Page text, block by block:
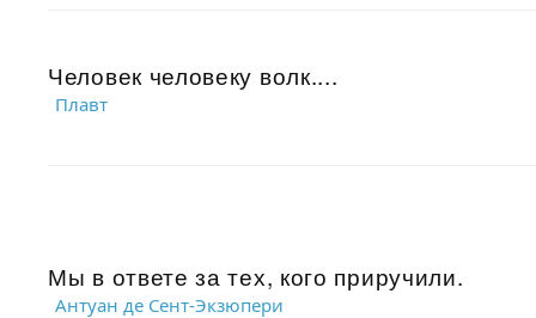
Человек человеку волк....
Плавт
Мы в ответе за тех, кого приручили.
Антуан де Сент-Экзюпери